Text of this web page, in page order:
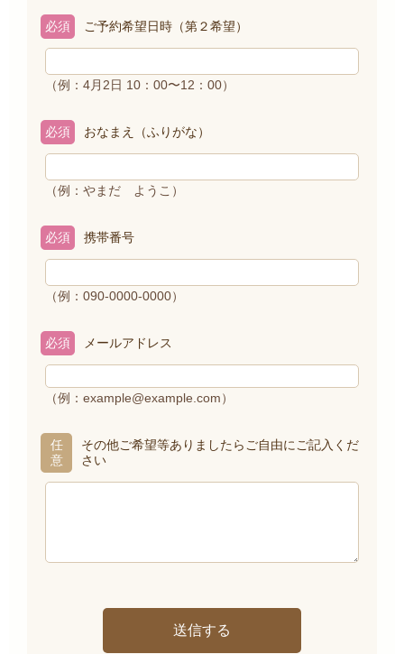
ご予約希望日時（第２希望）
必須
（例：4月2日 10：00〜12：00）
おなまえ（ふりがな）
必須
（例：やまだ ようこ）
携帯番号
必須
（例：090-0000-0000）
メールアドレス
必須
（例：example@example.com）
その他ご希望等ありましたらご自由にご記入くだ
さい
任
意